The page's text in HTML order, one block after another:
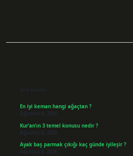
Son Yazılar
En iyi keman hangi ağaçtan ?
Ağustos 6, 2026
Kur’an’ın 3 temel konusu nedir ?
Ağustos 6, 2026
Ayak baş parmak çıkığı kaç günde iyileşir ?
Ağustos 5, 2026